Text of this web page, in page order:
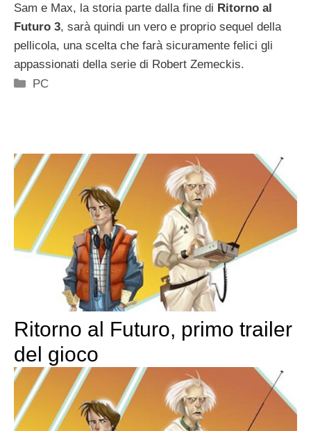
Sam e Max, la storia parte dalla fine di Ritorno al
Futuro 3, sarà quindi un vero e proprio sequel della
pellicola, una scelta che farà sicuramente felici gli
appassionati della serie di Robert Zemeckis.
Categorie
PC
Ritorno al Futuro, primo trailer
del gioco